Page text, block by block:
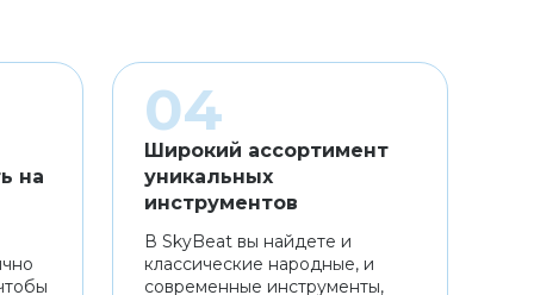
на
Широкий ассортимент
уникальных
инструментов
В SkyBeat вы найдете и
классические народные, и
современные инструменты,